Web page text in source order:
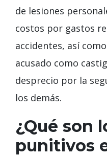
de lesiones
costos por gastos
accidentes, así
acusado como
desprecio por la
los demás.
¿Qué son
punitivos